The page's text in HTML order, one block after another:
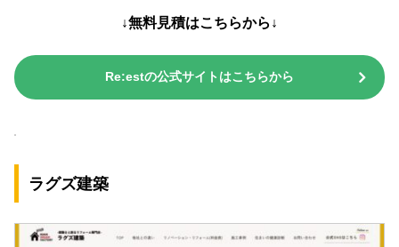
↓無料見積はこちらから↓
Re:estの公式サイトはこちらから
ラグズ建築